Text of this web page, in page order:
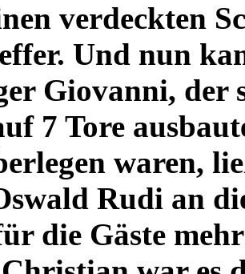
verdeckten
Und nun
Giovanni, der
7 Tore
waren,
Rudi an
die Gäste